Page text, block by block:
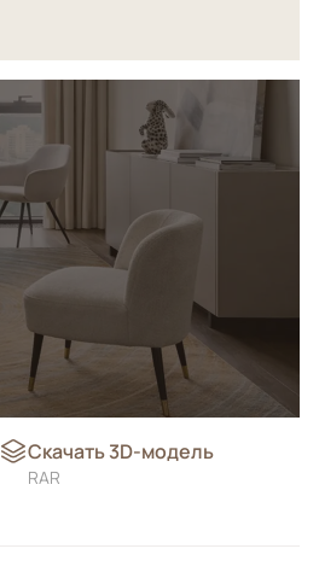
Скачать 3D-модель
RAR